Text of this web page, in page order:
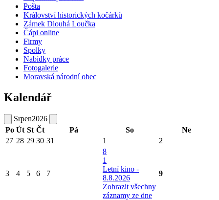
Pošta
Království historických kočárků
Zámek Dlouhá Loučka
Čápi online
Firmy
Spolky
Nabídky práce
Fotogalerie
Moravská národní obec
Kalendář
Srpen2026
Po Út St Čt Pá So
Ne
27 28 29 30 31 1 2
3 4 5 6 7
8
1
Letní kino -
8.8.2026
Zobrazit všechny
záznamy ze dne
9